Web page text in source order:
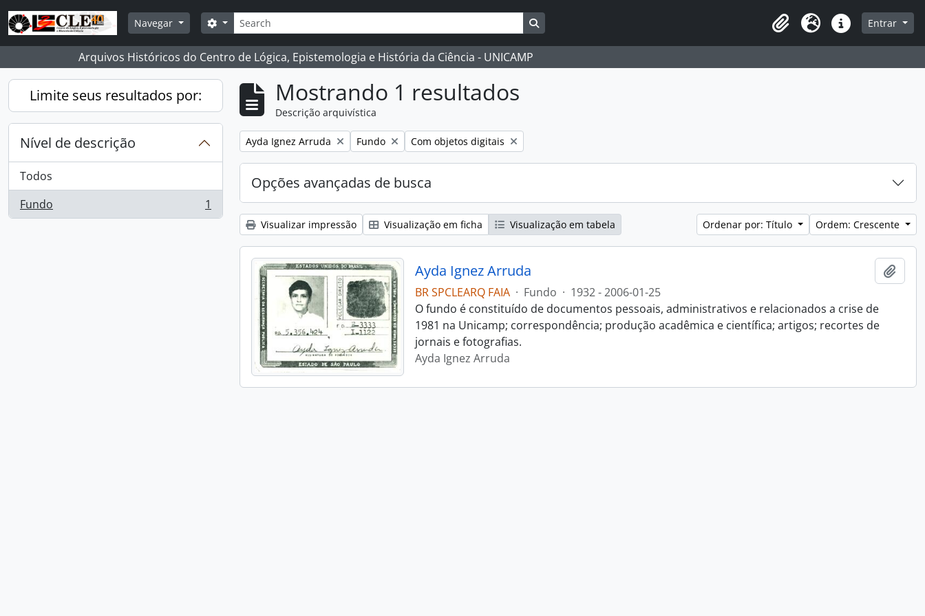
Skip to main content
Navegar
Buscar
Opções de busca
Clipboard
Idioma Atalhos Entrar
Arquivos Históricos do Centro de Lógica, Epistemologia e História da Ciência - UNICAMP
Limite seus resultados por:
Nível de descrição
Todos
Fundo
, 1 resultados 1
Mostrando 1 resultados
Descrição arquivística
Remover filtro:
Ayda Ignez Arruda Remover filtro:
Fundo Remover filtro:
Com objetos digitais
Opções avançadas de busca
Visualizar impressão Visualização em ficha Visualização em tabela Ordenar por: Título Ordem: Crescente
Ayda Ignez Arruda
BR SPCLEARQ FAIA · Fundo · 1932 - 2006-01-25
O fundo é constituído de documentos pessoais, administrativos e relacionados a crise de
1981 na Unicamp; correspondência; produção acadêmica e científica; artigos; recortes de
jornais e fotografias.
Ayda Ignez Arruda